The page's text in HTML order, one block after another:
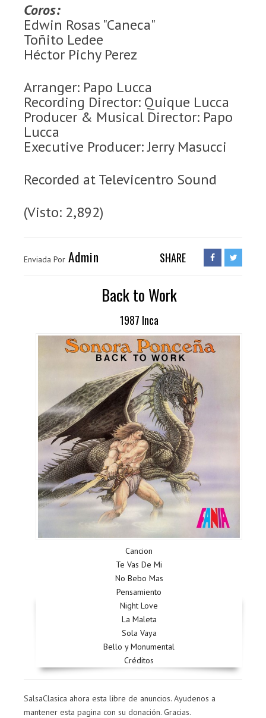
Coros:
Edwin Rosas "Caneca"
Toñito Ledee
Héctor Pichy Perez
Arranger: Papo Lucca
Recording Director: Quique Lucca
Producer & Musical Director: Papo
Lucca
Executive Producer: Jerry Masucci
Recorded at Televicentro Sound
(Visto: 2,892)
Enviada Por Admin SHARE
Back to Work
1987 Inca
Cancion
Te Vas De Mi
No Bebo Mas
Pensamiento
Night Love
La Maleta
Sola Vaya
Bello y Monumental
Créditos
SalsaClasica ahora esta libre de anuncios. Ayudenos a
mantener esta pagina con su donación. Gracias.